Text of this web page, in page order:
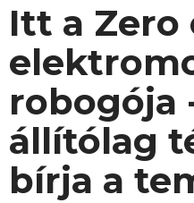
Itt a Zero
robogója
állítólag
bírja a